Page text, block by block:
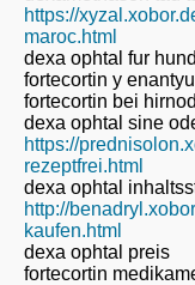
https://
maroc.html
dexa ophtal fur
fortecortin y
fortecortin bei
dexa ophtal sine
https://
rezeptfrei.html
dexa ophtal
http://
kaufen.html
dexa ophtal preis
fortecortin